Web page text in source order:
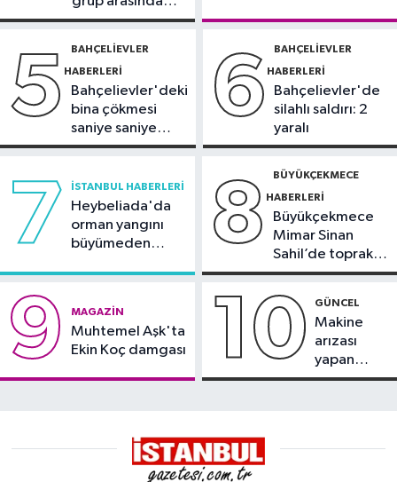
teknolojiyle uzuv kayıpları önleniyor'
silahlı kavga
5 BAHÇELIEVLER
HABERLERI
Bahçelievler'deki
bina çökmesi
saniye saniye
görüntülendi
6 BAHÇELIEVLER
HABERLERI
Bahçelievler'de
silahlı saldırı: 2
yaralı
7 İSTANBUL HABERLERI
Heybeliada'da
orman yangını
büyümeden
8 BÜYÜKÇEKMECE
HABERLERI
Büyükçekmece
Mimar Sinan
Sahil’de toprak
kayması
9 MAGAZIN
Muhtemel Aşk'ta
Ekin Koç damgası
10 GÜNCEL
Makine
arızası
yapan
tanker,
alındı